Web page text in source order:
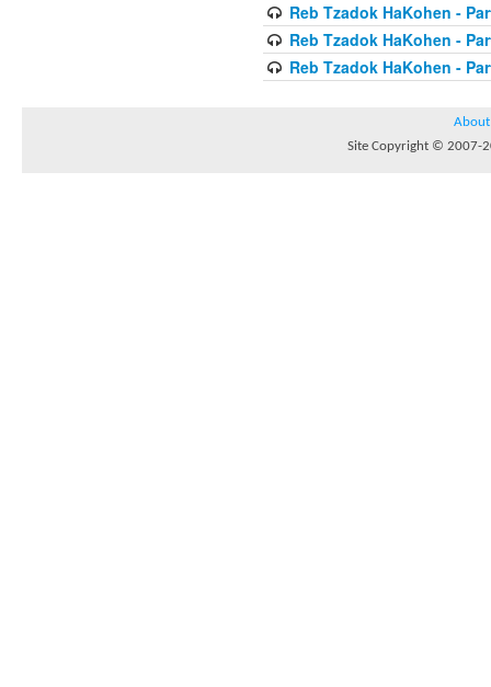
Reb Tzadok HaKohen -
Reb Tzadok HaKohen -
Reb Tzadok HaKohen -
About
Site Copyright © 2007-